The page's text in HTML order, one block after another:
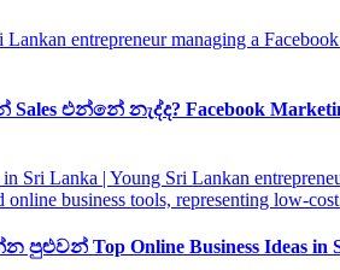
එන්නේ නැද්ද? Facebook
Top Online Business Ideas in